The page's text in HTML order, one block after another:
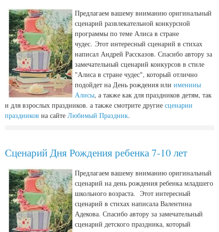
Предлагаем вашему вниманию оригинальный
сценарий развлекательной конкурсной
программы по теме Алиса в стране
чудес. Этот интересный сценарий в стихах
написал Андрей Рассказов. Спасибо автору за
замечательный сценарий конкурсов в стиле
"Алиса в стране чудес", который отлично
подойдет на День рождения или именины
Алисы, а также как для праздников детям, так
и для взрослых праздников. а также смотрите другие сценарии
праздников на сайте Любимый Праздник.
Сценарий Дня Рождения ребенка 7-10 лет
Предлагаем вашему вниманию оригинальный
сценарий на день рождения ребенка младшего
школьного возраста. Этот интересный
сценарий в стихах написала Валентина
Адекова. Спасибо автору за замечательный
сценарий детского праздника, который